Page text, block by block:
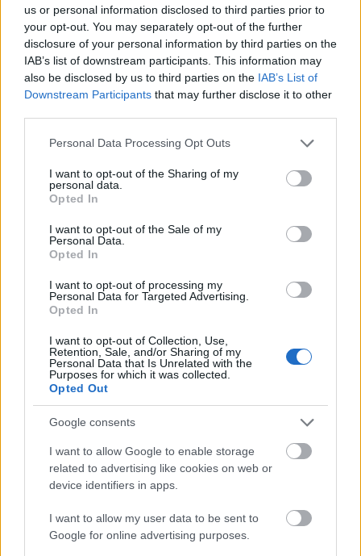
us or personal information disclosed to third parties prior to
your opt-out. You may separately opt-out of the further
disclosure of your personal information by third parties on the
IAB’s list of downstream participants. This information may
also be disclosed by us to third parties on the IAB’s List of
Downstream Participants that may further disclose it to other
Please note that this website/app uses one or more Google
not limited to your visit or usage behaviour. You may click to
grant or deny consent to Google and its third-party tags to
use your data for below specified purposes in below Google
consent section.
Personal Data Processing Opt Outs
I want to opt-out of the Sharing of my
personal data.
Opted In
I want to opt-out of the Sale of my
Personal Data.
Opted In
I want to opt-out of processing my
Personal Data for Targeted Advertising.
Opted In
I want to opt-out of Collection, Use,
Retention, Sale, and/or Sharing of my
Personal Data that Is Unrelated with the
Purposes for which it was collected.
Opted Out
Google consents
I want to allow Google to enable storage
related to advertising like cookies on web or
device identifiers in apps.
I want to allow my user data to be sent to
Google for online advertising purposes.
[gallery-718315]
Κάντε like στη σελίδα μας στο
για να